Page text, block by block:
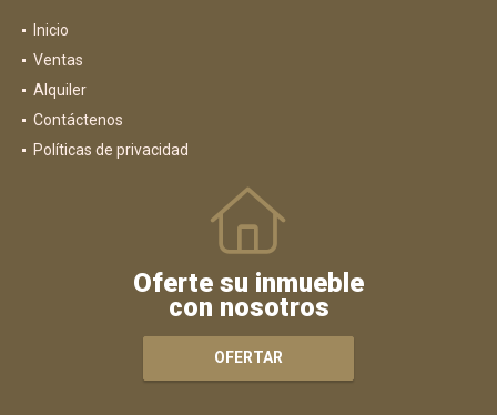
Inicio
Ventas
Alquiler
Contáctenos
Políticas de privacidad
Oferte su inmueble
con nosotros
OFERTAR